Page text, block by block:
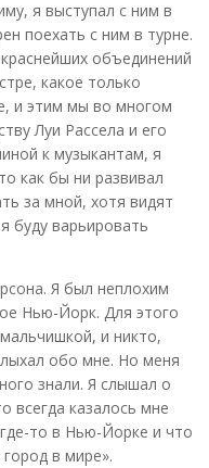
я выступал с ним в
поехать с ним в турне.
объединений
какое только
и этим мы во многом
Луи Рассела и его
к музыкантам, я
как бы ни развивал
за мной, хотя видят
буду варьировать
Я был неплохим
Нью-Йорк. Для этого
и никто,
обо мне. Но меня
знали. Я слышал о
всегда казалось мне
то в Нью-Йорке и что
в мире».